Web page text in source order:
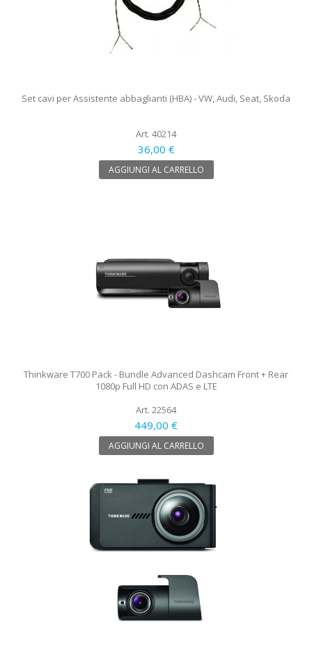
Set cavi per Assistente abbaglianti (HBA) - VW, Audi, Seat, Skoda
Art. 40214
36,00 €
AGGIUNGI AL CARRELLO
Thinkware T700 Pack - Bundle Advanced Dashcam Front + Rear
1080p Full HD con ADAS e LTE
Art. 22564
449,00 €
AGGIUNGI AL CARRELLO